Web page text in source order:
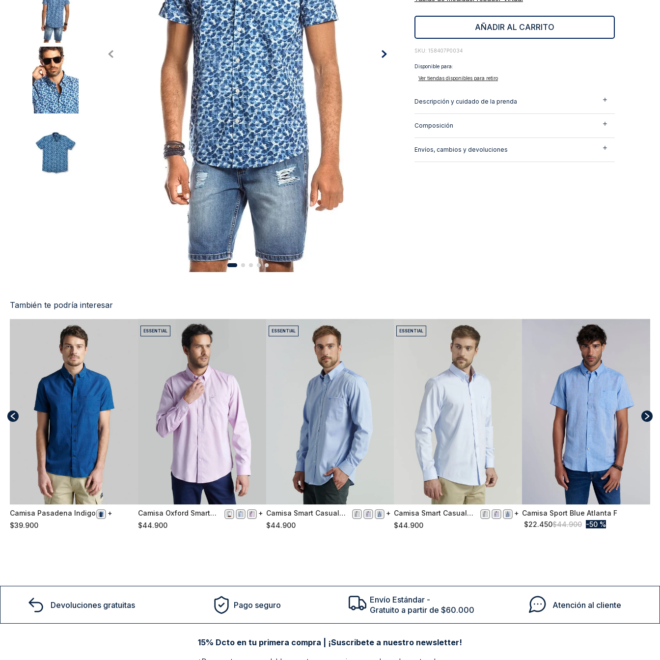
AÑADIR AL CARRITO
: 158407P0034
Disponible para:
Ver tiendas disponibles para retiro
Descripción y cuidado de la prenda
Composición
Envíos, cambios y devoluciones
También te podría interesar
XXL
Camisa Pasadena Indigo
$39.900
XL
ESSENTIAL
Camisa Oxford Smart
Casual Violet
$44.900
L
ESSENTIAL
Camisa Smart Casual
Oxford Sc Blue
$44.900
M
ESSENTIAL
Camisa Smart Casual
Oxford Sc Sky
$44.900
L
Camisa Sport Blue Atlanta F
$22.450$44.900 50 %
Devoluciones gratuitas Pago seguro
Envío Estándar -
Gratuito a partir de $60.000
Atención al cliente
15% Dcto en tu primera compra | ¡Suscribete a nuestro newsletter!
10. abrigo